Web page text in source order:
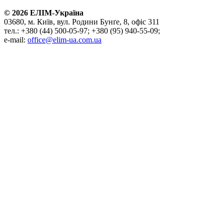
© 2026 ЕЛІМ-Україна
03680, м. Київ, вул. Родини Бунґе, 8, офіс 311
тел.: +380 (44) 500-05-97; +380 (95) 940-55-09;
e-mail: office@elim-ua.com.ua